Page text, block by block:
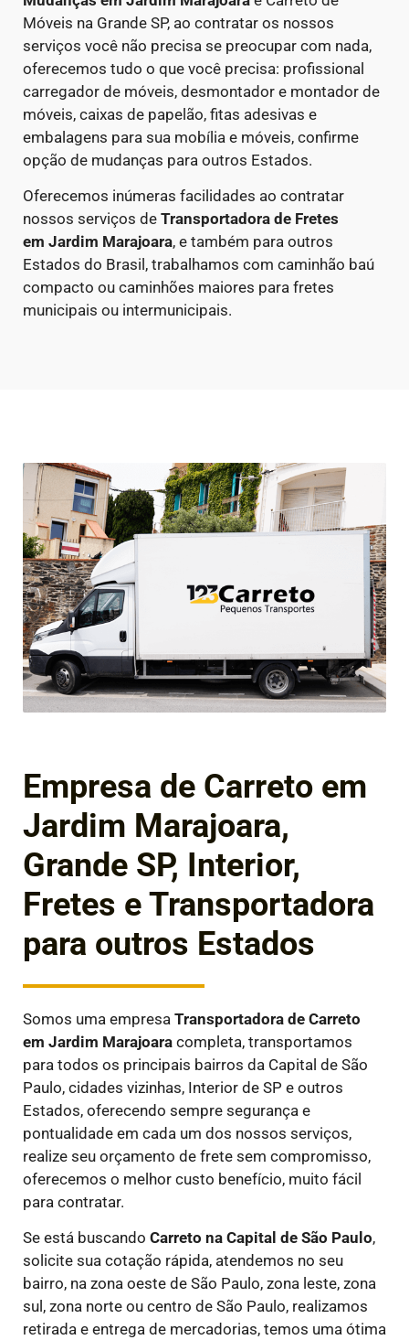
Móveis na Grande SP, ao contratar os nossos
serviços você não precisa se preocupar com nada,
oferecemos tudo o que você precisa: profissional
carregador de móveis, desmontador e montador de
móveis, caixas de papelão, fitas adesivas e
embalagens para sua mobília e móveis, confirme
opção de mudanças para outros Estados.
Oferecemos inúmeras facilidades ao contratar
nossos serviços de Transportadora de Fretes
em Jardim Marajoara, e também para outros
Estados do Brasil, trabalhamos com caminhão baú
compacto ou caminhões maiores para fretes
municipais ou intermunicipais.
Empresa de Carreto em
Jardim Marajoara,
Grande SP, Interior,
Fretes e Transportadora
para outros Estados
Somos uma empresa Transportadora de Carreto
em Jardim Marajoara completa, transportamos
para todos os principais bairros da Capital de São
Paulo, cidades vizinhas, Interior de SP e outros
Estados, oferecendo sempre segurança e
pontualidade em cada um dos nossos serviços,
realize seu orçamento de frete sem compromisso,
oferecemos o melhor custo benefício, muito fácil
para contratar.
Se está buscando Carreto na Capital de São Paulo,
solicite sua cotação rápida, atendemos no seu
bairro, na zona oeste de São Paulo, zona leste, zona
sul, zona norte ou centro de São Paulo, realizamos
retirada e entrega de mercadorias, temos uma ótima